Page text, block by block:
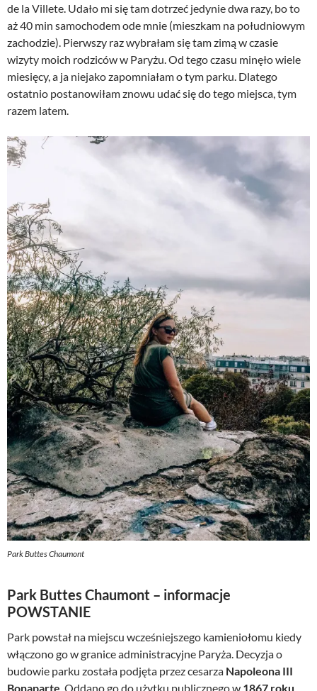
de la Villete. Udało mi się tam dotrzeć jedynie dwa razy, bo to
aż 40 min samochodem ode mnie (mieszkam na południowym
zachodzie). Pierwszy raz wybrałam się tam zimą w czasie
wizyty moich rodziców w Paryżu. Od tego czasu minęło wiele
miesięcy, a ja niejako zapomniałam o tym parku. Dlatego
ostatnio postanowiłam znowu udać się do tego miejsca, tym
razem latem.
Park Buttes Chaumont
Park Buttes Chaumont – informacje
POWSTANIE
Park powstał na miejscu wcześniejszego kamieniołomu kiedy
włączono go w granice administracyjne Paryża. Decyzja o
budowie parku została podjęta przez cesarza Napoleona III
Bonaparte . Oddano go do użytku publicznego w 1867 roku